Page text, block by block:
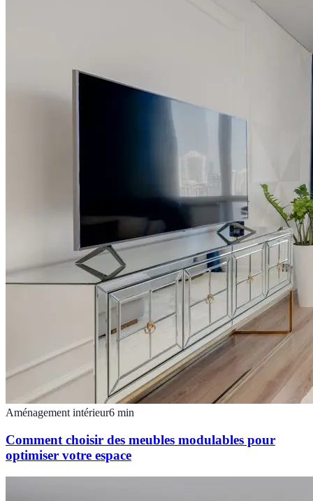
Aménagement intérieur6 min
Comment choisir des meubles modulables pour
optimiser votre espace